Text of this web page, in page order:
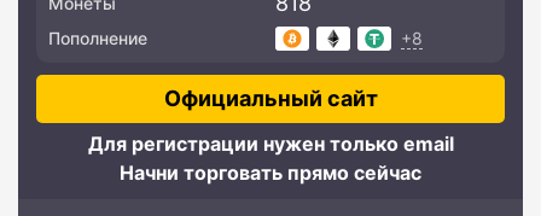
Пополнение +8
Официальный сайт
Для регистрации нужен только email
Начни торговать прямо сейчас